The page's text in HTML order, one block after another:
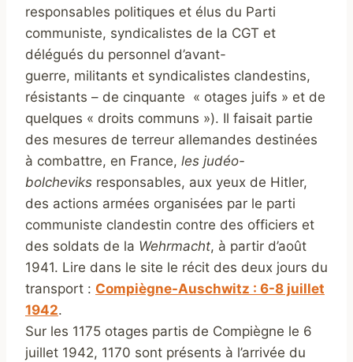
responsables politiques et élus du Parti
communiste, syndicalistes de la CGT et
délégués du personnel d’avant-
guerre, militants et syndicalistes clandestins,
résistants – de cinquante « otages juifs » et de
quelques « droits communs »). Il faisait partie
des mesures de terreur allemandes destinées
à combattre, en France, les judéo-
bolcheviks responsables, aux yeux de Hitler,
des actions armées organisées par le parti
communiste clandestin contre des officiers et
des soldats de la Wehrmacht, à partir d’août
1941. Lire dans le site le récit des deux jours du
transport : Compiègne-Auschwitz : 6-8 juillet
1942.
Sur les 1175 otages partis de Compiègne le 6
juillet 1942, 1170 sont présents à l’arrivée du